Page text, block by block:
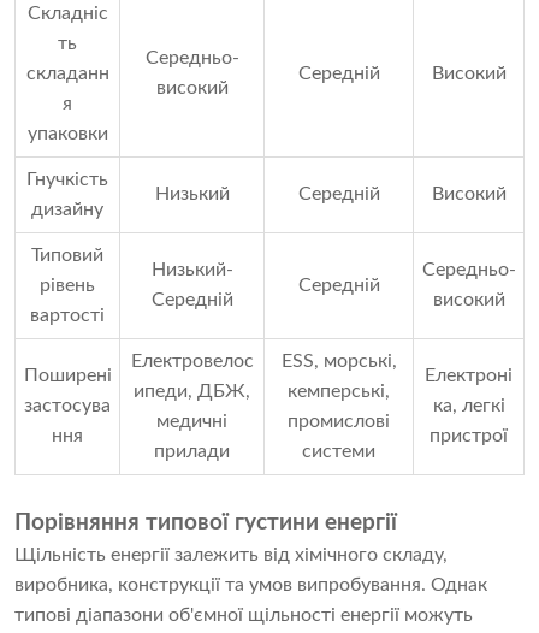
Складніс
ть
складанн
я
упаковки
Середньо-
високий
Середній Високий
Гнучкість
дизайну
Низький Середній Високий
Типовий
рівень
вартості
Низький-
Середній
Середній
Середньо-
високий
Поширені
застосува
ння
Електровелос
ипеди, ДБЖ,
медичні
прилади
ESS, морські,
кемперські,
промислові
системи
Електроні
ка, легкі
пристрої
Порівняння типової густини енергії
Щільність енергії залежить від хімічного складу,
виробника, конструкції та умов випробування. Однак
типові діапазони об'ємної щільності енергії можуть